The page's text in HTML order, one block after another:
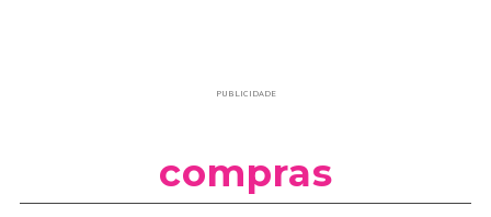
PUBLICIDADE
compras